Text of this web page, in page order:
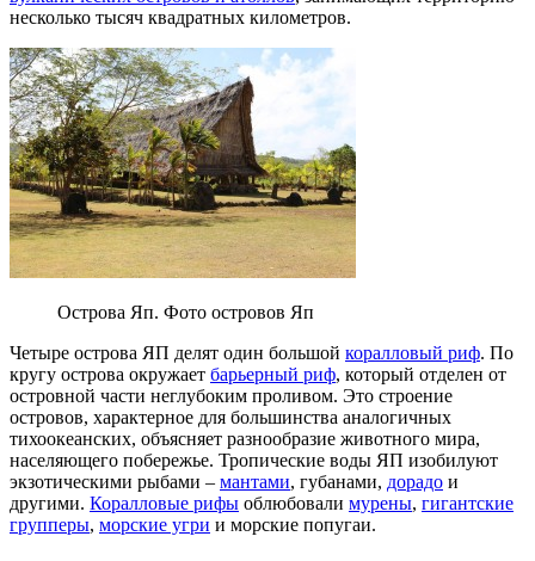
несколько тысяч квадратных километров.
Острова Яп. Фото островов Яп
Четыре острова ЯП делят один большой коралловый риф. По
кругу острова окружает барьерный риф, который отделен от
островной части неглубоким проливом. Это строение
островов, характерное для большинства аналогичных
тихоокеанских, объясняет разнообразие животного мира,
населяющего побережье. Тропические воды ЯП изобилуют
экзотическими рыбами – мантами, губанами, дорадо и
другими. Коралловые рифы облюбовали мурены, гигантские
групперы, морские угри и морские попугаи.